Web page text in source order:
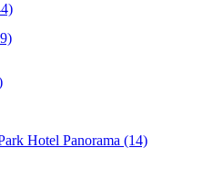
Hotel Panorama (14)